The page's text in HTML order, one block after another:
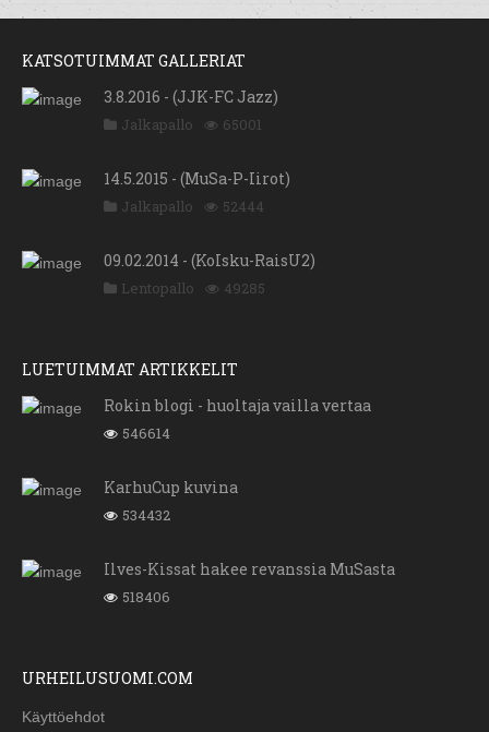
KATSOTUIMMAT GALLERIAT
3.8.2016 - (JJK-FC Jazz)
Jalkapallo 65001
14.5.2015 - (MuSa-P-Iirot)
Jalkapallo 52444
09.02.2014 - (KoIsku-RaisU2)
Lentopallo 49285
LUETUIMMAT ARTIKKELIT
Rokin blogi - huoltaja vailla vertaa
546614
KarhuCup kuvina
534432
Ilves-Kissat hakee revanssia MuSasta
518406
URHEILUSUOMI.COM
Käyttöehdot